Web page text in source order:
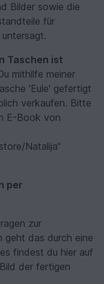
Bilder sowie die
für
Taschen ist
mithilfe meiner
'Eule' gefertigt
verkaufen. Bitte
E-Book von
Natalija“
per
zur
geht das durch eine
findest du hier auf
der fertigen